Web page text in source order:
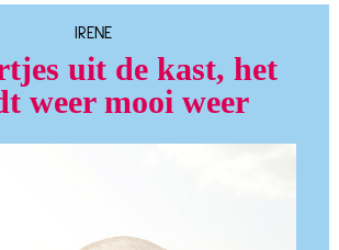
IRENE
uit de kast, het
weer mooi weer